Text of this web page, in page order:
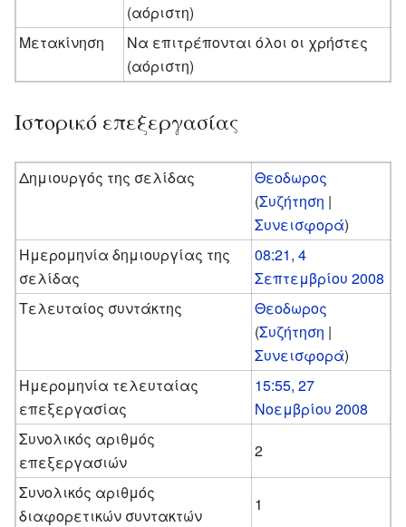
(αόριστη)
Μετακίνηση
Να επιτρέπονται όλοι οι χρήστες
(αόριστη)
Ιστορικό επεξεργασίας
Δημιουργός της σελίδας
Θεοδωρος
(Συζήτηση |
Συνεισφορά)
Ημερομηνία δημιουργίας της
σελίδας
08:21, 4
Σεπτεμβρίου 2008
Τελευταίος συντάκτης
Θεοδωρος
(Συζήτηση |
Συνεισφορά)
Ημερομηνία τελευταίας
επεξεργασίας
15:55, 27
Νοεμβρίου 2008
Συνολικός αριθμός
επεξεργασιών
2
Συνολικός αριθμός
διαφορετικών συντακτών
1